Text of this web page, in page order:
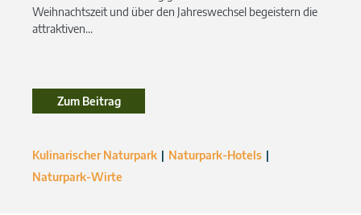
Weihnachtszeit und über den Jahreswechsel begeistern die
attraktiven...
Zum Beitrag
Kulinarischer Naturpark
Naturpark-Hotels
Naturpark-Wirte